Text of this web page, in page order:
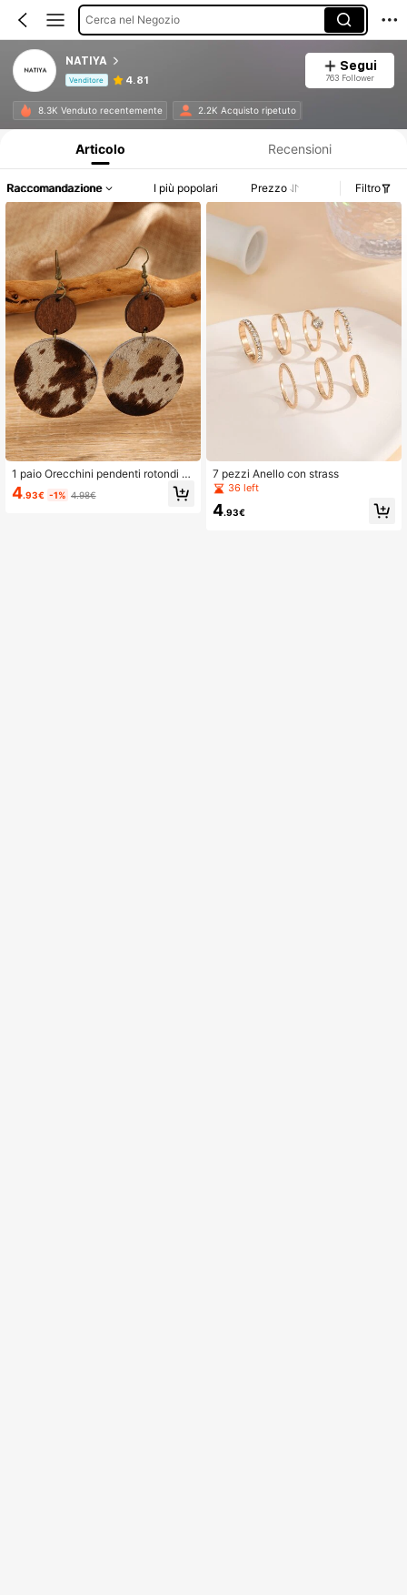
Cerca nel Negozio
NATIYA
Venditore 4.81
Segui
763 Follower
8.3K Venduto recentemente 2.2K Acquisto ripetuto
Articolo Recensioni
Raccomandazione I più popolari Prezzo Filtro
1 paio Orecchini pendenti rotondi vi
ntage con modello mucca per donn
e per decorazione quotidiana
4.93€ -1% 4.98€
7 pezzi Anello con strass
36 left
4.93€